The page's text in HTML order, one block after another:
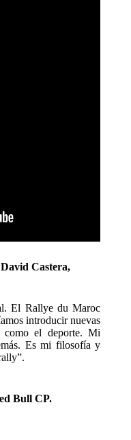
Castera,
El Rallye du Maroc
introducir nuevas
como el deporte. Mi
Es mi filosofía y
Bull CP.